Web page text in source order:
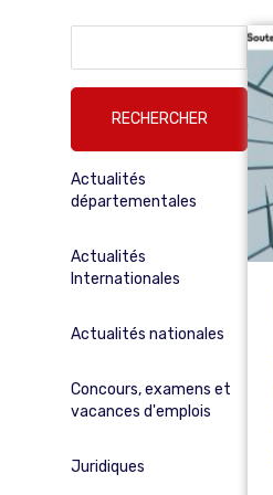
Actualités
départementales
Actualités
Internationales
Actualités nationales
Concours, examens et
vacances d'emplois
Juridiques